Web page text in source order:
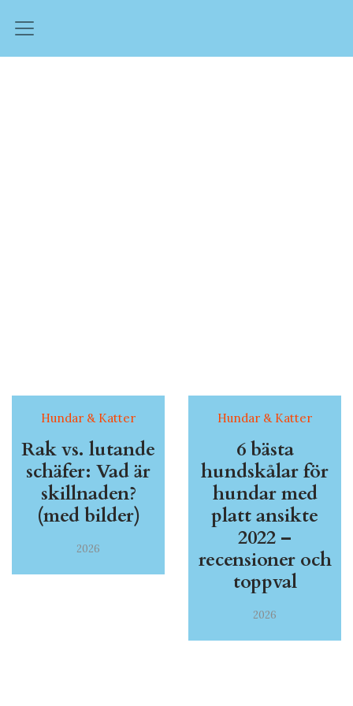
Hundar & Katter
Rak vs. lutande
schäfer: Vad är
skillnaden?
(med bilder)
2026
Hundar & Katter
6 bästa
hundskålar för
hundar med
platt ansikte
2022 –
recensioner och
toppval
2026